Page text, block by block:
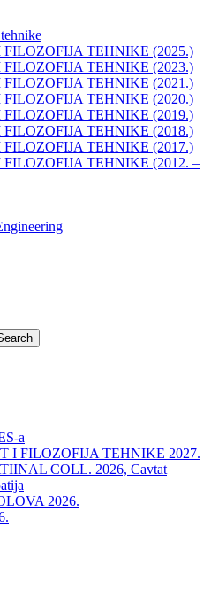
FILOZOFIJA TEHNIKE (2025.)
FILOZOFIJA TEHNIKE (2023.)
FILOZOFIJA TEHNIKE (2021.)
FILOZOFIJA TEHNIKE (2020.)
FILOZOFIJA TEHNIKE (2019.)
FILOZOFIJA TEHNIKE (2018.)
FILOZOFIJA TEHNIKE (2017.)
FILOZOFIJA TEHNIKE (2012. –
a
I FILOZOFIJA TEHNIKE 2027.
COLL. 2026, Cavtat
2026.